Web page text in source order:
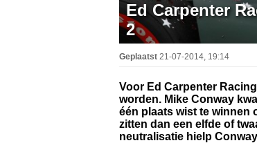
Ed Carpenter
2
Geplaatst 21-07-2014, 19:14
Voor Ed Carpenter
worden. Mike Conway
één plaats wist te winnen
zitten dan een elfde of
neutralisatie hielp